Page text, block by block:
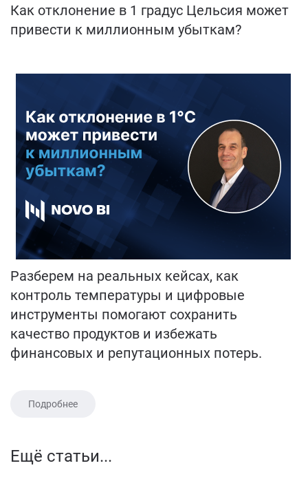
Как отклонение в 1 градус Цельсия может
привести к миллионным убыткам?
Разберем на реальных кейсах, как
контроль температуры и цифровые
инструменты помогают сохранить
качество продуктов и избежать
финансовых и репутационных потерь.
Подробнее
Ещё статьи...